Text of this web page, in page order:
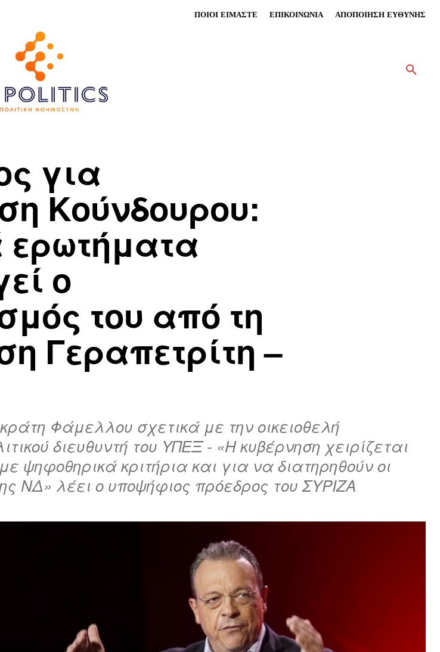
ΠΟΙΟΙ ΕΙΜΑΣΤΕ ΕΠΙΚΟΙΝΩΝΙΑ ΑΠΟΠΟΙΗΣΗ ΕΥΘΥΝΗΣ
για
Κούνδουρου:
ο
του από τη
Γεραπετρίτη –
Φάμελλου σχετικά με την οικειοθελή
διευθυντή του ΥΠΕΞ - «Η κυβέρνηση χειρίζεται
ψηφοθηρικά κριτήρια και για να διατηρηθούν οι
ΝΔ» λέει ο υποψήφιος πρόεδρος του ΣΥΡΙΖΑ